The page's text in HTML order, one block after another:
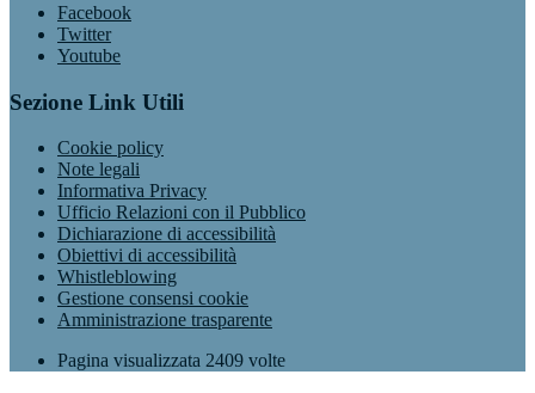
Facebook
Twitter
Youtube
Sezione Link Utili
Cookie policy
Note legali
Informativa Privacy
Ufficio Relazioni con il Pubblico
Dichiarazione di accessibilità
Obiettivi di accessibilità
Whistleblowing
Gestione consensi cookie
Amministrazione trasparente
Pagina visualizzata 2409 volte